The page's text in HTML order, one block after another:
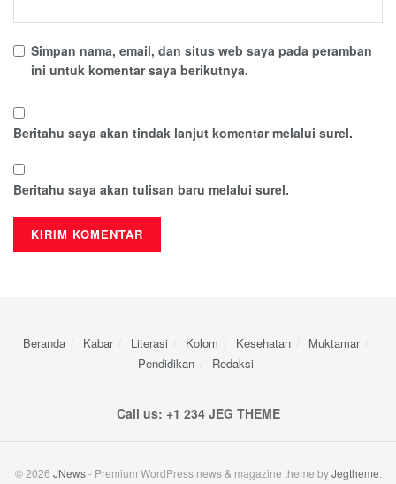
Simpan nama, email, dan situs web saya pada peramban
ini untuk komentar saya berikutnya.
Beritahu saya akan tindak lanjut komentar melalui surel.
Beritahu saya akan tulisan baru melalui surel.
Beranda Kabar Literasi Kolom Kesehatan
Muktamar
Pendidikan
Redaksi
Call us: +1 234 JEG THEME
© 2026 JNews- Premium WordPress news & magazine theme byJegtheme